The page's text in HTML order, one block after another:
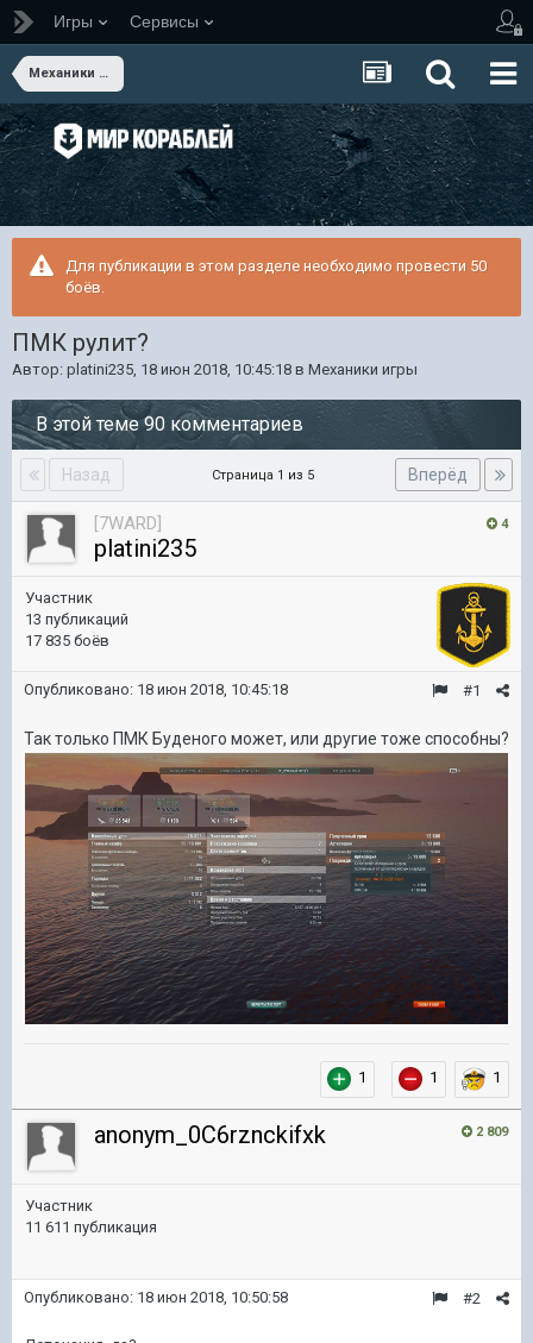
Игры Сервисы
Механики игры
Для публикации в этом разделе необходимо провести 50
боёв.
ПМК рулит?
Автор: platini235, 18 июн 2018, 10:45:18 в Механики игры
В этой теме 90 комментариев
Назад Вперёд
Страница 1 из 5
4
[7WARD]
platini235
Участник
13 публикаций
17 835 боёв
#1
Опубликовано: 18 июн 2018, 10:45:18
Так только ПМК Буденого может, или другие тоже способны?
1 1 1
2 809
anonym_0C6rznckifxk
Участник
11 611 публикация
#2
Опубликовано: 18 июн 2018, 10:50:58